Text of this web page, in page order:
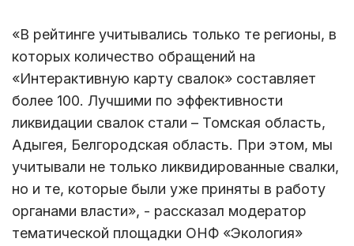
«В рейтинге учитывались только те регионы, в
которых количество обращений на
«Интерактивную карту свалок» составляет
более 100. Лучшими по эффективности
ликвидации свалок стали – Томская область,
Адыгея, Белгородская область. При этом, мы
учитывали не только ликвидированные свалки,
но и те, которые были уже приняты в работу
органами власти», - рассказал модератор
тематической площадки ОНФ «Экология»